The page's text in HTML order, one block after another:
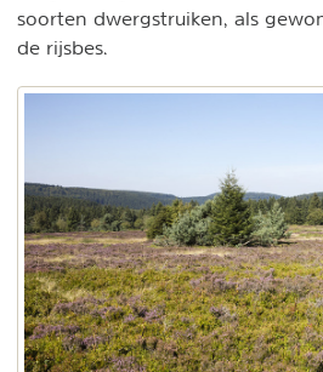
soorten dwergstruiken, als
de rijsbes.